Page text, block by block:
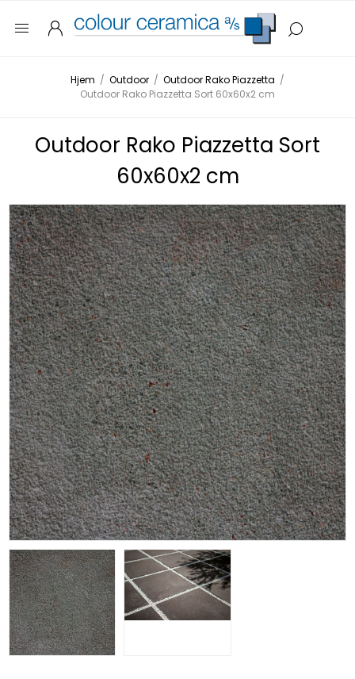
Hjem / Outdoor / Outdoor Rako Piazzetta /
Outdoor Rako Piazzetta Sort 60x60x2 cm
Outdoor Rako Piazzetta Sort
60x60x2 cm